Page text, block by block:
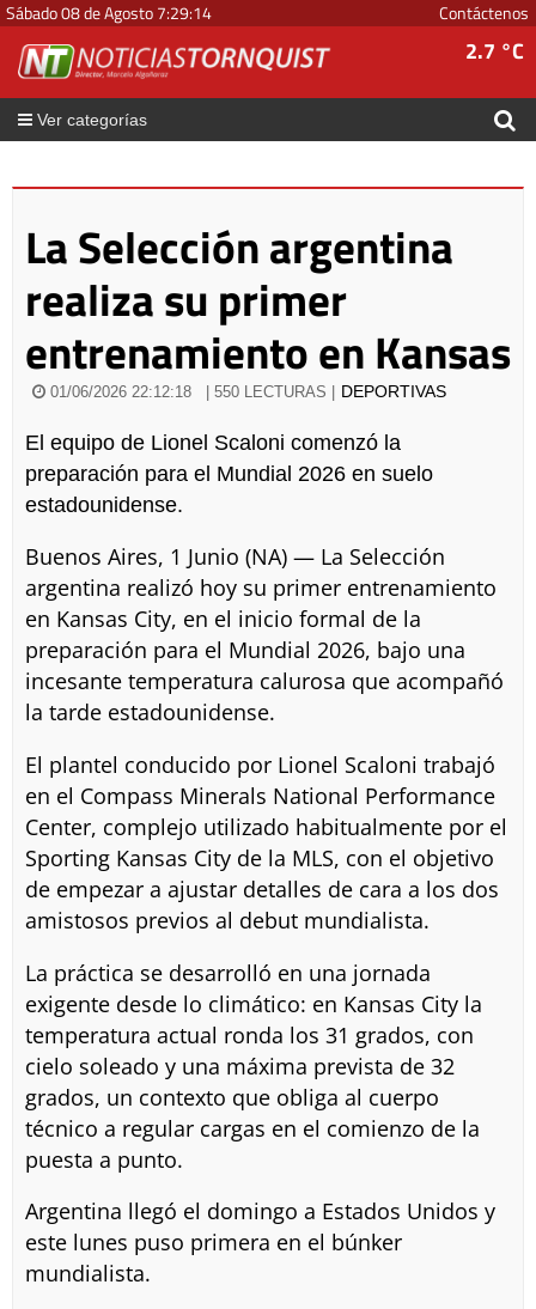
Sábado 08 de Agosto7:29:14 Contáctenos
2.7 °C
Ver categorías
La Selección argentina
realiza su primer
entrenamiento en Kansas
01/06/2026 22:12:18 | 550 LECTURAS | DEPORTIVAS
El equipo de Lionel Scaloni comenzó la
preparación para el Mundial 2026 en suelo
estadounidense.
Buenos Aires, 1 Junio (NA) — La Selección
argentina realizó hoy su primer entrenamiento
en Kansas City, en el inicio formal de la
preparación para el Mundial 2026, bajo una
incesante temperatura calurosa que acompañó
la tarde estadounidense.
El plantel conducido por Lionel Scaloni trabajó
en el Compass Minerals National Performance
Center, complejo utilizado habitualmente por el
Sporting Kansas City de la MLS, con el objetivo
de empezar a ajustar detalles de cara a los dos
amistosos previos al debut mundialista.
La práctica se desarrolló en una jornada
exigente desde lo climático: en Kansas City la
temperatura actual ronda los 31 grados, con
cielo soleado y una máxima prevista de 32
grados, un contexto que obliga al cuerpo
técnico a regular cargas en el comienzo de la
puesta a punto.
Argentina llegó el domingo a Estados Unidos y
este lunes puso primera en el búnker
mundialista.